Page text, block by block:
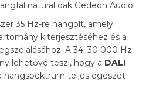
35 Hz-re hangolt, amely
kiterjesztéséhez és a
A 34–30 000 Hz
lehetővé teszi, hogy a DALI
hangspektrum teljes egészét